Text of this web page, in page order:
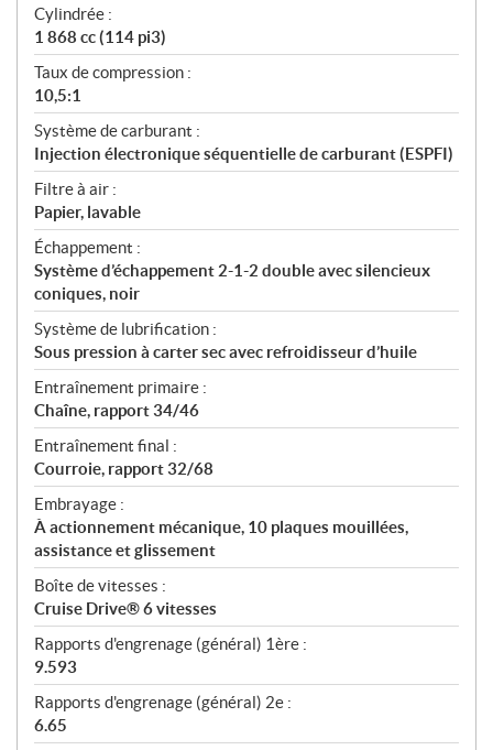
Cylindrée :
1 868 cc (114 pi3)
Taux de compression :
10,5:1
Système de carburant :
Injection électronique séquentielle de carburant (ESPFI)
Filtre à air :
Papier, lavable
Échappement :
Système d’échappement 2-1-2 double avec silencieux
coniques, noir
Système de lubrification :
Sous pression à carter sec avec refroidisseur d’huile
Entraînement primaire :
Chaîne, rapport 34/46
Entraînement final :
Courroie, rapport 32/68
Embrayage :
À actionnement mécanique, 10 plaques mouillées,
assistance et glissement
Boîte de vitesses :
Cruise Drive® 6 vitesses
Rapports d'engrenage (général) 1ère :
9.593
Rapports d'engrenage (général) 2e :
6.65